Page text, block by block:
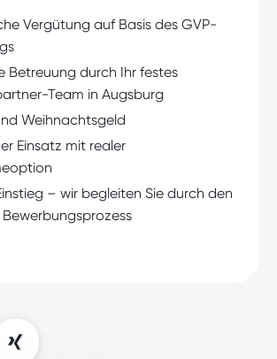
Vergütung auf Basis des GVP-
Betreuung durch Ihr festes
Team in Augsburg
Weihnachtsgeld
Einsatz mit realer
– wir begleiten Sie durch den